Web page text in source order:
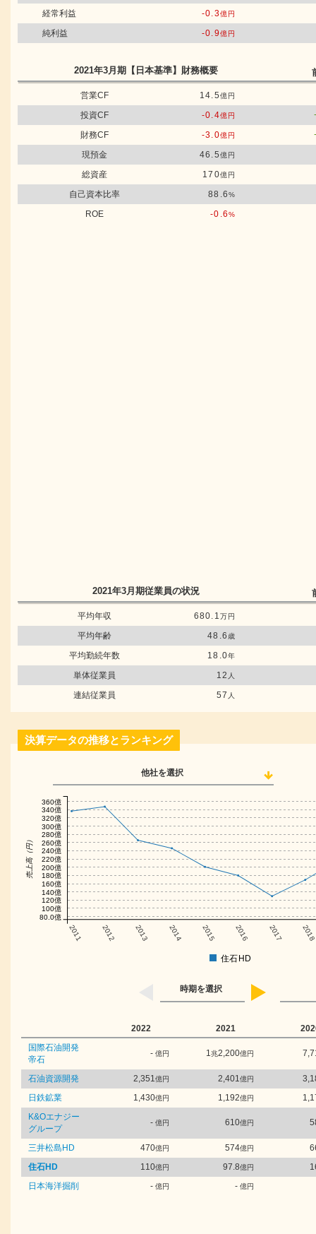
経常利益 -0.3億円
純利益 -0.9億円
2021年3月期 【日本基準】 財務概要
営業CF 14.5億円
投資CF -0.4億円
財務CF
-3.0億円
現預金
46.5億円
総資産 170億円
自己資本比率 88.6%
ROE -0.6%
2021年3月期従業員の状況
平均年収 680.1万円
平均年齢 48.6 歳
平均勤続年数 18.0年
単体従業員 12 人
連結従業員 57 人
決算データの推移とランキング
他社を選択
2011 2012 2013 2014 2015 2016 2017 2018
売上高（円）
80.0億
100億
120億
140億
160億
180億
200億
220億
240億
260億
280億
300億
320億
340億
360億
住石HD
時期を選択
2022 2021
国際石油開発
帝石
- 億円 1兆2,200億円
石油資源開発 2,351億円 2,401億円
日鉄鉱業
1,430億円 1,192億円
K&Oエナジー
グループ
- 億円 610億円
三井松島HD 470億円 574億円
住石HD
110億円 97.8億円
日本海洋掘削
- 億円 - 億円